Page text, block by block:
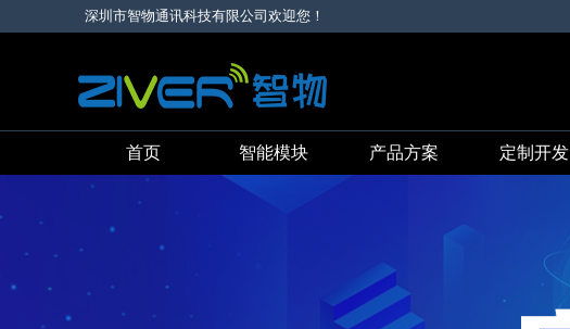
深圳市智物通讯科技有限公司欢迎您！
首页 智能模块 产品方案 定制开发